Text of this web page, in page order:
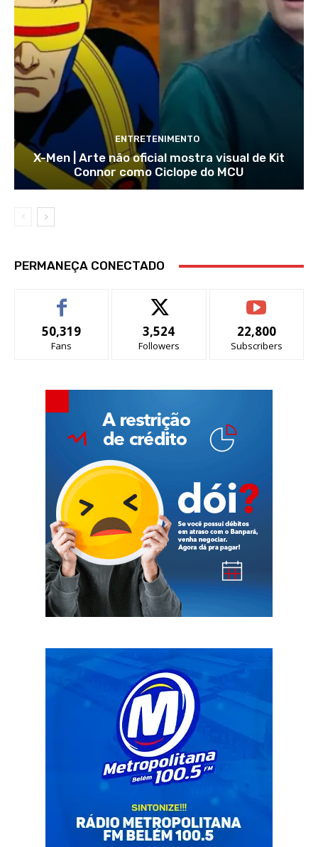
ENTRETENIMENTO
X-Men | Arte não oficial mostra visual de Kit
Connor como Ciclope do MCU
PERMANEÇA CONECTADO
50,319
Fans
3,524
Followers
22,800
Subscribers